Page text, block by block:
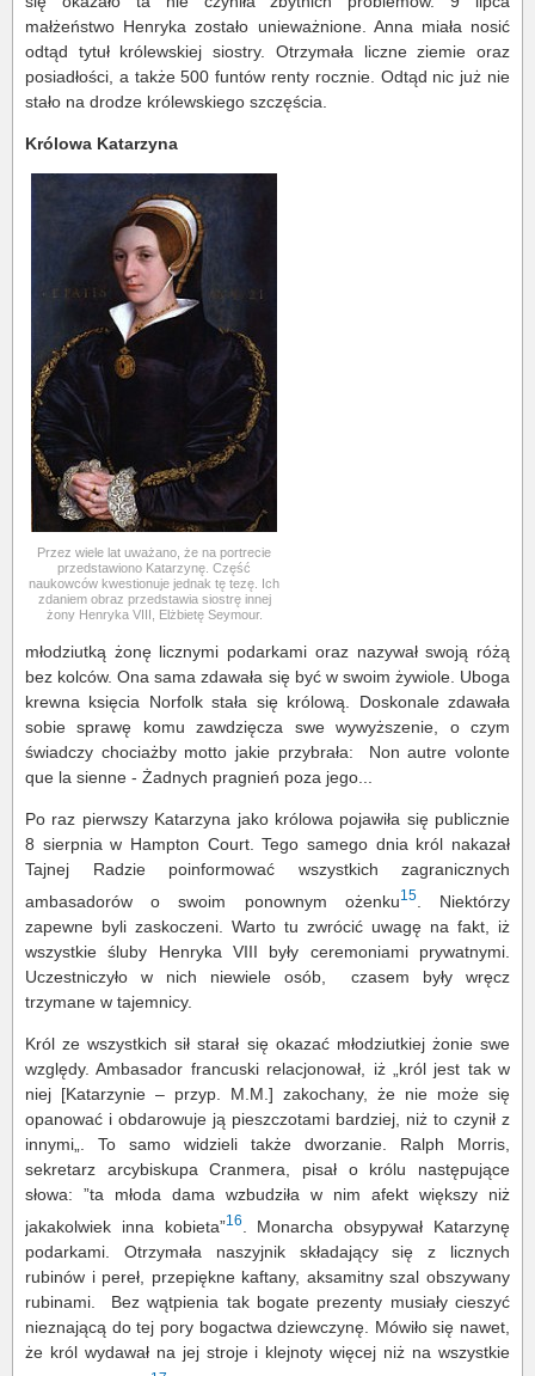
małżeństwo Henryka zostało unieważnione. Anna miała nosić
odtąd tytuł królewskiej siostry. Otrzymała liczne ziemie oraz
posiadłości, a także 500 funtów renty rocznie. Odtąd nic już nie
stało na drodze królewskiego szczęścia.
Królowa Katarzyna
Przez wiele lat uważano, że na portrecie
przedstawiono Katarzynę. Część
naukowców kwestionuje jednak tę tezę. Ich
zdaniem obraz przedstawia siostrę innej
żony Henryka VIII, Elżbietę Seymour.
młodziutką żonę licznymi podarkami oraz nazywał swoją różą
bez kolców. Ona sama zdawała się być w swoim żywiole. Uboga
krewna księcia Norfolk stała się królową. Doskonale zdawała
sobie sprawę komu zawdzięcza swe wywyższenie, o czym
świadczy chociażby motto jakie przybrała: Non autre volonte
que la sienne - Żadnych pragnień poza jego...
Po raz pierwszy Katarzyna jako królowa pojawiła się publicznie
8 sierpnia w Hampton Court. Tego samego dnia król nakazał
Tajnej Radzie poinformować wszystkich zagranicznych
ambasadorów o swoim ponownym ożenku15. Niektórzy
zapewne byli zaskoczeni. Warto tu zwrócić uwagę na fakt, iż
wszystkie śluby Henryka VIII były ceremoniami prywatnymi.
Uczestniczyło w nich niewiele osób, czasem były wręcz
trzymane w tajemnicy.
Król ze wszystkich sił starał się okazać młodziutkiej żonie swe
względy. Ambasador francuski relacjonował, iż „król jest tak w
niej [Katarzynie – przyp. M.M.] zakochany, że nie może się
opanować i obdarowuje ją pieszczotami bardziej, niż to czynił z
innymi„. To samo widzieli także dworzanie. Ralph Morris,
sekretarz arcybiskupa Cranmera, pisał o królu następujące
słowa: ”ta młoda dama wzbudziła w nim afekt większy niż
jakakolwiek inna kobieta”16
. Monarcha obsypywał Katarzynę
podarkami. Otrzymała naszyjnik składający się z licznych
rubinów i pereł, przepiękne kaftany, aksamitny szal obszywany
rubinami. Bez wątpienia tak bogate prezenty musiały cieszyć
nieznającą do tej pory bogactwa dziewczynę. Mówiło się nawet,
że król wydawał na jej stroje i klejnoty więcej niż na wszystkie